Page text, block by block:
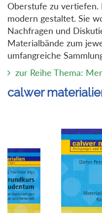
Oberstufe zu vertiefen.
modern gestaltet. Sie
Nachfragen und
Materialbände zum
umfangreiche
zur Reihe Thema:
calwer